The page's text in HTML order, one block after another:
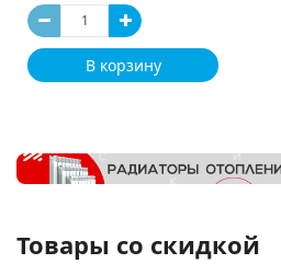
В корзину
Товары со скидкой